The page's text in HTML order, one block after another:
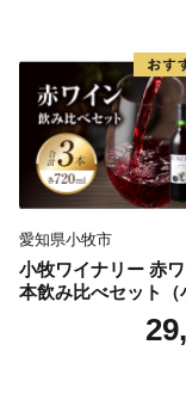
愛知県小牧市
小牧ワイナリー 赤
本飲み比べセット（
どう100％使用）